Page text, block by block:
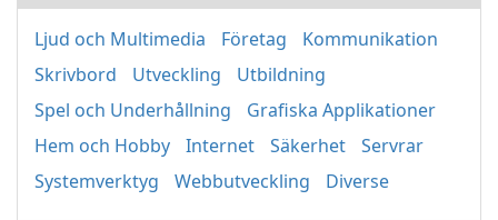
Ljud och Multimedia Företag
Kommunikation
Skrivbord
Utveckling
Utbildning
Spel och Underhållning
Grafiska Applikationer
Hem och Hobby
Internet Säkerhet
Servrar
Systemverktyg
Webbutveckling Diverse